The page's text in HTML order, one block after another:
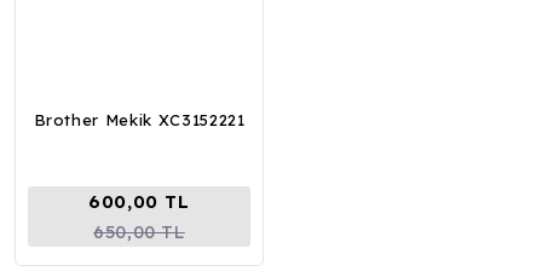
Brother Mekik XC3152221
600,00 TL
650,00 TL